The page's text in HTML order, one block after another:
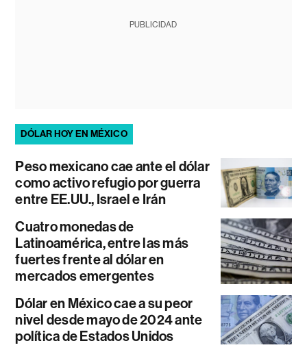
PUBLICIDAD
DÓLAR HOY EN MÉXICO
Peso mexicano cae ante el dólar
como activo refugio por guerra
entre EE.UU., Israel e Irán
Cuatro monedas de
Latinoamérica, entre las más
fuertes frente al dólar en
mercados emergentes
Dólar en México cae a su peor
nivel desde mayo de 2024 ante
política de Estados Unidos